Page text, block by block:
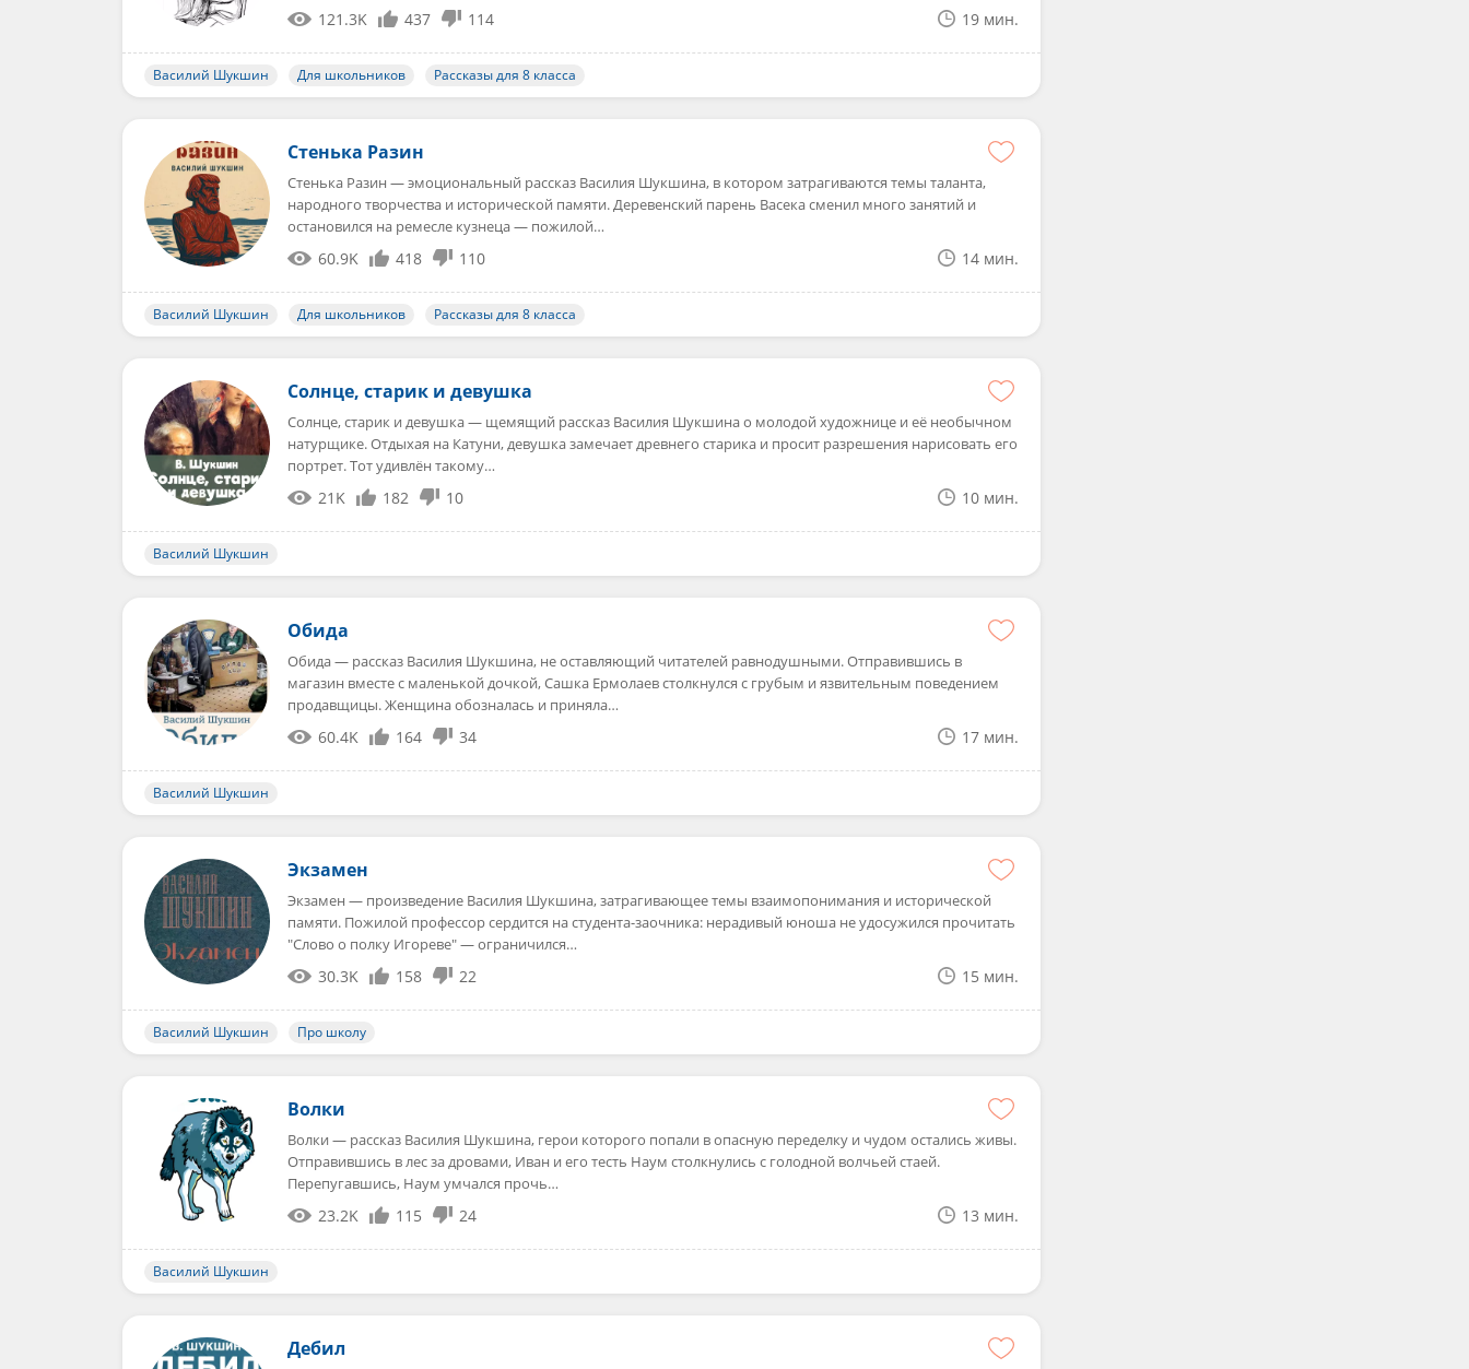
121.3K 437 114 19 мин.
Василий Шукшин Для школьников Рассказы для 8 класса
Стенька Разин
Стенька Разин — эмоциональный рассказ Василия Шукшина, в котором затрагиваются темы таланта,
народного творчества и исторической памяти. Деревенский парень Васека сменил много занятий и
остановился на ремесле кузнеца — пожилой…
60.9K 418 110 14 мин.
Василий Шукшин Для школьников Рассказы для 8 класса
Солнце, старик и девушка
Солнце, старик и девушка — щемящий рассказ Василия Шукшина о молодой художнице и её необычном
натурщике. Отдыхая на Катуни, девушка замечает древнего старика и просит разрешения нарисовать его
портрет. Тот удивлён такому…
21K 182 10 10 мин.
Василий Шукшин
Обида
Обида — рассказ Василия Шукшина, не оставляющий читателей равнодушными. Отправившись в
магазин вместе с маленькой дочкой, Сашка Ермолаев столкнулся с грубым и язвительным поведением
продавщицы. Женщина обозналась и приняла…
60.4K 164 34 17 мин.
Василий Шукшин
Экзамен
Экзамен — произведение Василия Шукшина, затрагивающее темы взаимопонимания и исторической
памяти. Пожилой профессор сердится на студента-заочника: нерадивый юноша не удосужился прочитать
"Слово о полку Игореве" — ограничился…
30.3K 158 22 15 мин.
Василий Шукшин Про школу
Волки
Волки — рассказ Василия Шукшина, герои которого попали в опасную переделку и чудом остались живы.
Отправившись в лес за дровами, Иван и его тесть Наум столкнулись с голодной волчьей стаей.
Перепугавшись, Наум умчался прочь…
23.2K 115 24 13 мин.
Василий Шукшин
Дебил